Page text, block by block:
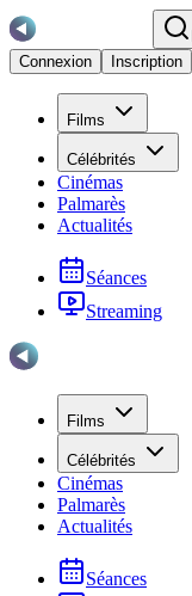
Connexion
Inscription
Films
Célébrités
Cinémas
Palmarès
Actualités
Séances
Streaming
Films
Célébrités
Cinémas
Palmarès
Actualités
Séances